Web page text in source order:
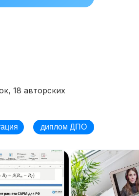
18 авторских
диплом ДПО